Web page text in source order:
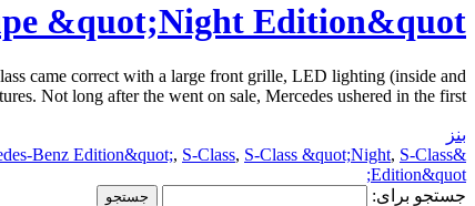
&quot;Night Edition&quot;
came correct with a large front grille, LED lighting (inside and
Not long after the went on sale, Mercedes ushered in the first […]
بنز
&quot;Night
Benz Edition&quot;, S-Class, S-Class &quot;Night, S-Class
Edition&quot;
جستجو برای: